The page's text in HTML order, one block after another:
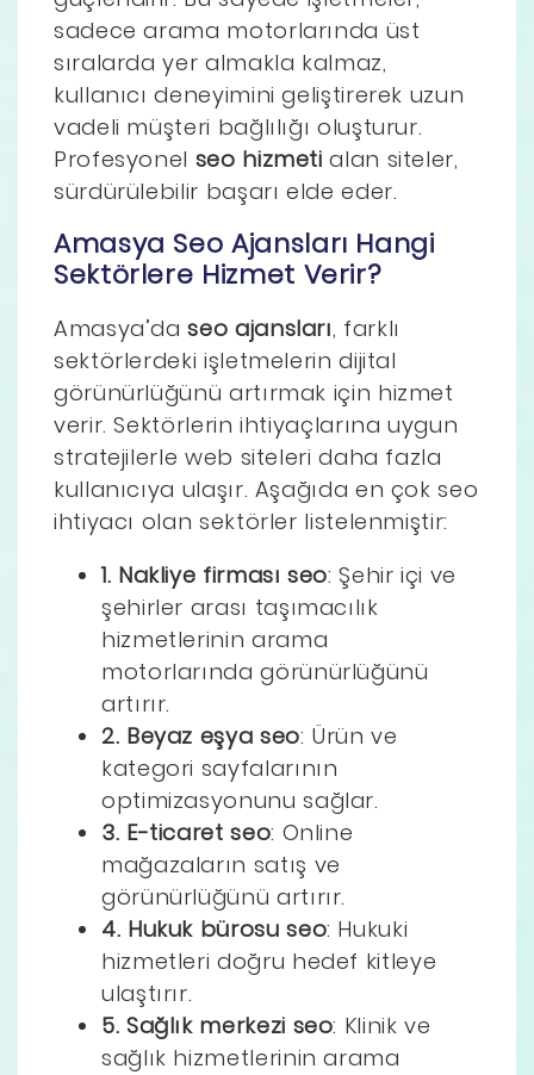
sadece arama motorlarında üst
sıralarda yer almakla kalmaz,
kullanıcı deneyimini geliştirerek uzun
vadeli müşteri bağlılığı oluşturur.
Profesyonel seo hizmeti alan siteler,
sürdürülebilir başarı elde eder.
Amasya Seo Ajansları Hangi
Sektörlere Hizmet Verir?
Amasya’daseo ajansları, farklı
sektörlerdeki işletmelerin dijital
görünürlüğünü artırmak için hizmet
verir. Sektörlerin ihtiyaçlarına uygun
stratejilerle web siteleri daha fazla
kullanıcıya ulaşır. Aşağıda en çok seo
ihtiyacı olan sektörler listelenmiştir:
1. Nakliye firması seo: Şehir içi ve
şehirler arası taşımacılık
hizmetlerinin arama
motorlarında görünürlüğünü
artırır.
2. Beyaz eşya seo: Ürün ve
kategori sayfalarının
optimizasyonunu sağlar.
3. E-ticaret seo: Online
mağazaların satış ve
görünürlüğünü artırır.
4. Hukuk bürosu seo: Hukuki
hizmetleri doğru hedef kitleye
ulaştırır.
5. Sağlık merkezi seo: Klinik ve
sağlık hizmetlerinin arama